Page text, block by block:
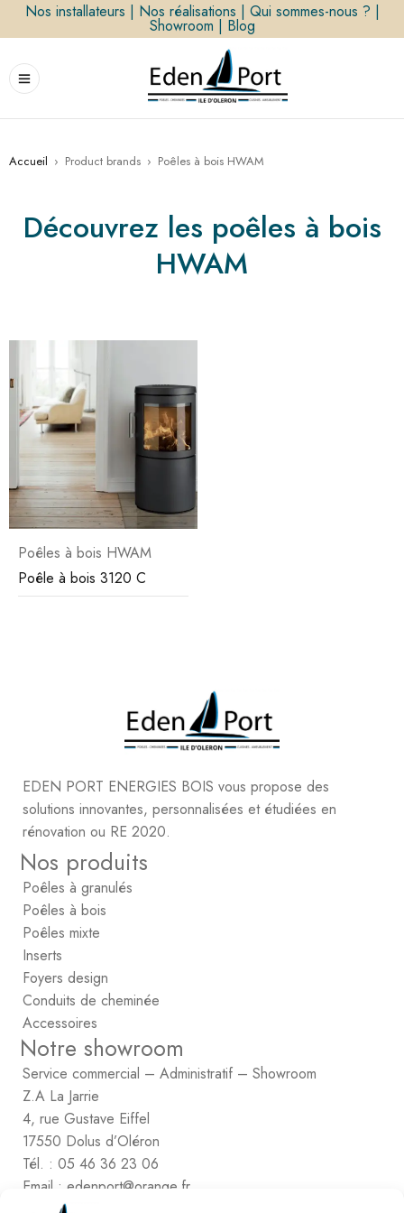
Nos installateurs | Nos réalisations | Qui sommes-nous ? |
Showroom | Blog
Accueil › Product brands › Poêles à bois HWAM
Découvrez les poêles à bois
HWAM
Poêles à bois HWAM
Poêle à bois 3120 C
EDEN PORT ENERGIES BOIS vous propose des
solutions innovantes, personnalisées et étudiées en
rénovation ou RE 2020.
Nos produits
Poêles à granulés
Poêles à bois
Poêles mixte
Inserts
Foyers design
Conduits de cheminée
Accessoires
Notre showroom
Service commercial – Administratif – Showroom
Z.A La Jarrie
4, rue Gustave Eiffel
17550 Dolus d’Oléron
Tél. : 05 46 36 23 06
Email : edenport@orange.fr